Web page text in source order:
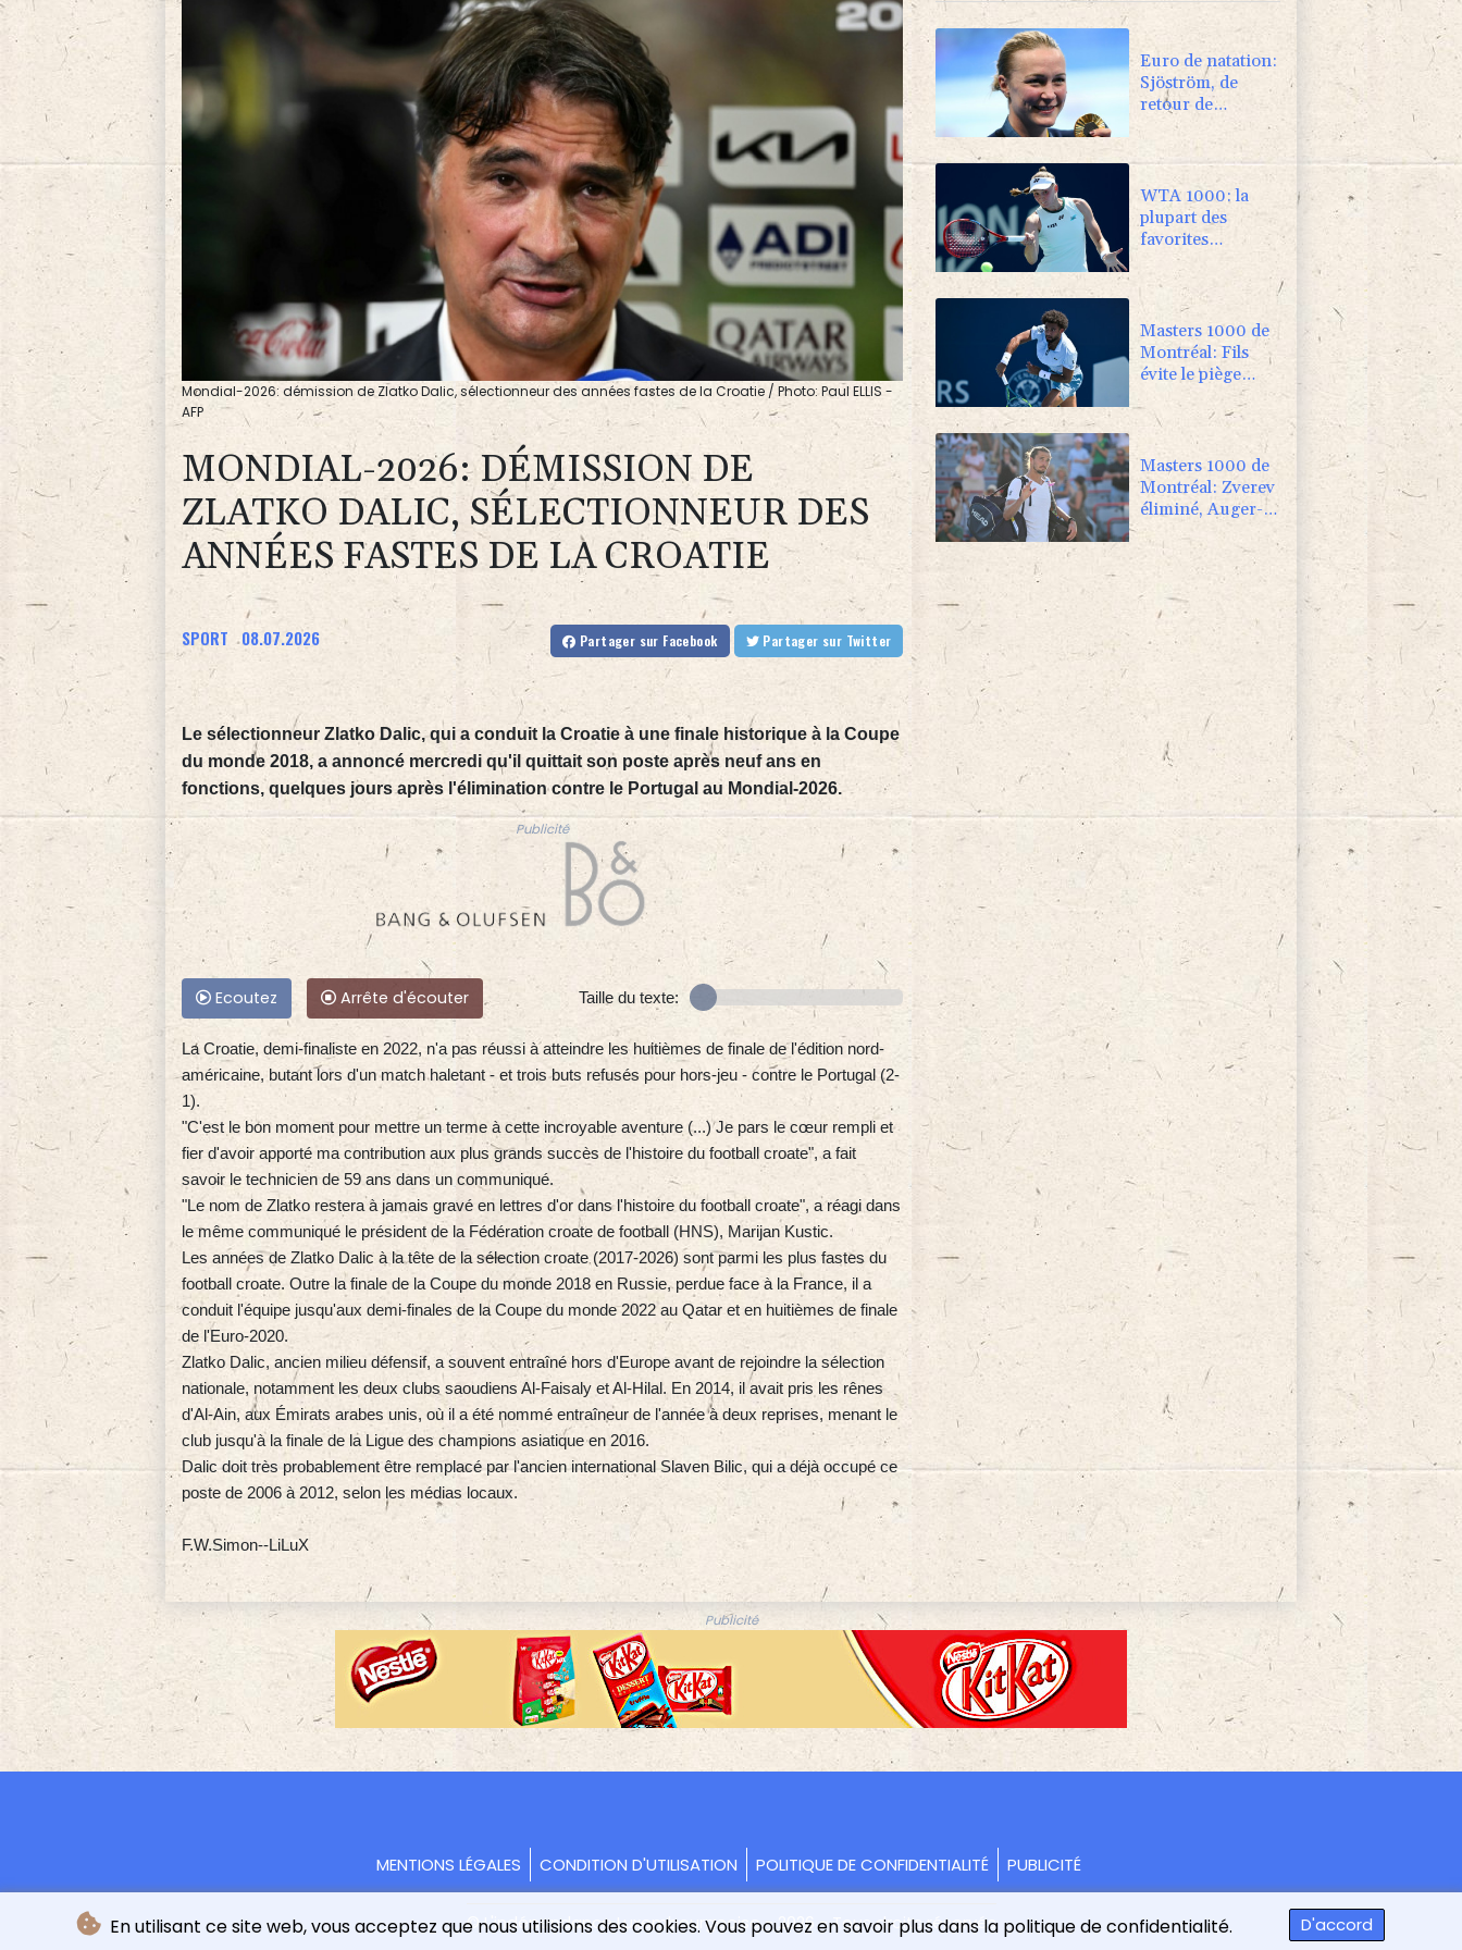
En utilisant ce site web, vous acceptez que nous utilisions des cookies. Vous pouvez en savoir plus dans la politique de confidentialité. D'accord
Mondial-2026: démission de Zlatko Dalic, sélectionneur des années fastes de la Croatie / Photo: Paul ELLIS -
AFP
MONDIAL-2026: DÉMISSION DE
ZLATKO DALIC, SÉLECTIONNEUR DES
ANNÉES FASTES DE LA CROATIE
SPORT 08.07.2026 Partager sur Facebook Partager sur Twitter
Le sélectionneur Zlatko Dalic, qui a conduit la Croatie à une finale historique à la Coupe
du monde 2018, a annoncé mercredi qu'il quittait son poste après neuf ans en
fonctions, quelques jours après l'élimination contre le Portugal au Mondial-2026.
Publicité
Ecoutez Arrête d'écouter Taille du texte:
La Croatie, demi-finaliste en 2022, n'a pas réussi à atteindre les huitièmes de finale de l'édition nord-
américaine, butant lors d'un match haletant - et trois buts refusés pour hors-jeu - contre le Portugal (2-
1).
"C'est le bon moment pour mettre un terme à cette incroyable aventure (...) Je pars le cœur rempli et
fier d'avoir apporté ma contribution aux plus grands succès de l'histoire du football croate", a fait
savoir le technicien de 59 ans dans un communiqué.
"Le nom de Zlatko restera à jamais gravé en lettres d'or dans l'histoire du football croate", a réagi dans
le même communiqué le président de la Fédération croate de football (HNS), Marijan Kustic.
Les années de Zlatko Dalic à la tête de la sélection croate (2017-2026) sont parmi les plus fastes du
football croate. Outre la finale de la Coupe du monde 2018 en Russie, perdue face à la France, il a
conduit l'équipe jusqu'aux demi-finales de la Coupe du monde 2022 au Qatar et en huitièmes de finale
de l'Euro-2020.
Zlatko Dalic, ancien milieu défensif, a souvent entraîné hors d'Europe avant de rejoindre la sélection
nationale, notamment les deux clubs saoudiens Al-Faisaly et Al-Hilal. En 2014, il avait pris les rênes
d'Al-Ain, aux Émirats arabes unis, où il a été nommé entraîneur de l'année à deux reprises, menant le
club jusqu'à la finale de la Ligue des champions asiatique en 2016.
Dalic doit très probablement être remplacé par l'ancien international Slaven Bilic, qui a déjà occupé ce
poste de 2006 à 2012, selon les médias locaux.
F.W.Simon--LiLuX
Euro de natation:
Sjöström, de
retour de
maternité,
continue à 32 ans
de défier le temps
WTA 1000: la
plupart des
favorites
répondent
présent au 2e
Masters 1000 de
Montréal: Fils
évite le piège
Svajda, Monfils
fait ses adieux
Masters 1000 de
Montréal: Zverev
éliminé, Auger-
Aliassime forfait
Publicité
MENTIONS LÉGALES CONDITION D'UTILISATION POLITIQUE DE CONFIDENTIALITÉ PUBLICITÉ
© L'indépendance Luxembourgeoise - 2026 - Tous droits réservés